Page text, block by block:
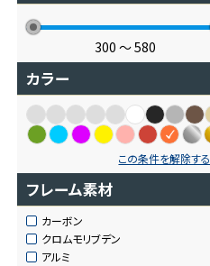
300 〜580
カラー
この条件を解除する
フレーム素材
カーボン
クロムモリブデン
アルミ